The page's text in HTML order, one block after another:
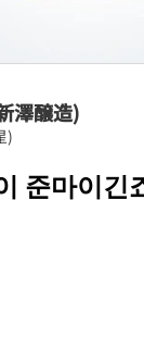
澤醸造)
)
준마이긴